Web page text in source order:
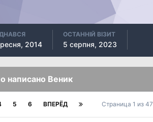
2014
ОСТАННІЙ ВІЗИТ
5 серпня, 2023
написано Веник
5 6 ВПЕРЁД Страница 1 из 47